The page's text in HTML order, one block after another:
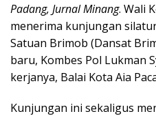
Padang, Jurnal Minang. Wali
menerima kunjungan
Satuan Brimob (Dansat
baru, Kombes Pol Lukman
kerjanya, Balai Kota Aia
Kunjungan ini sekaligus